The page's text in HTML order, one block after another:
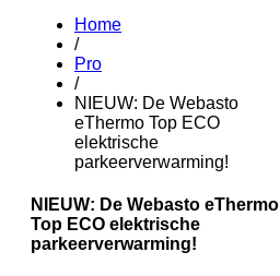
Home
/
Pro
/
NIEUW: De Webasto
eThermo Top ECO
elektrische
parkeerverwarming!
NIEUW: De Webasto eThermo
Top ECO elektrische
parkeerverwarming!